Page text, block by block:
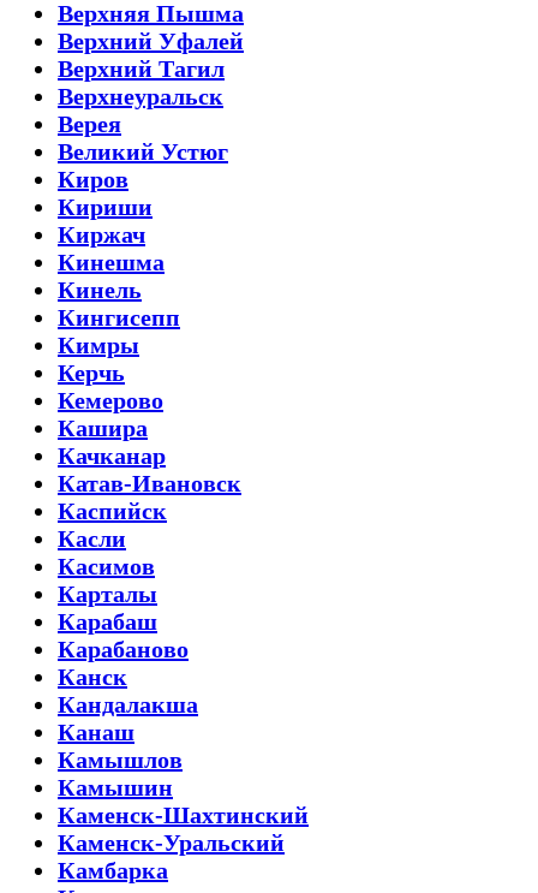
Верхняя Пышма
Верхний Уфалей
Верхний Тагил
Верхнеуральск
Верея
Великий Устюг
Киров
Кириши
Киржач
Кинешма
Кинель
Кингисепп
Кимры
Керчь
Кемерово
Кашира
Качканар
Катав-Ивановск
Каспийск
Касли
Касимов
Карталы
Карабаш
Карабаново
Канск
Кандалакша
Канаш
Камышлов
Камышин
Каменск-Шахтинский
Каменск-Уральский
Камбарка